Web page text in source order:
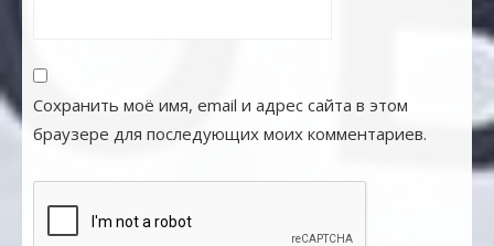
Сохранить моё имя, email и адрес сайта в этом
браузере для последующих моих комментариев.